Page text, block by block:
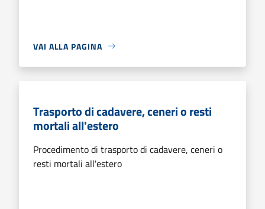
VAI ALLA PAGINA
Trasporto di cadavere, ceneri o resti
mortali all'estero
Procedimento di trasporto di cadavere, ceneri o
resti mortali all'estero